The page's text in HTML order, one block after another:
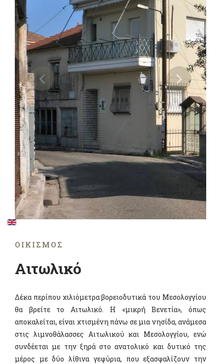
ΟΙΚΙΣΜΌΣ
Αιτωλικό
Δέκα περίπου χιλιόμετρα βορειοδυτικά του Μεσολογγίου
θα βρείτε το Αιτωλικό. Η «μικρή Βενετία», όπως
αποκαλείται, είναι χτισμένη πάνω σε μια νησίδα, ανάμεσα
στις λιμνοθάλασσες Αιτωλικού και Μεσολογγίου, ενώ
συνδέεται με την ξηρά στο ανατολικό και δυτικό της
μέρος με δύο λίθινα γεφύρια, που εξασφαλίζουν την